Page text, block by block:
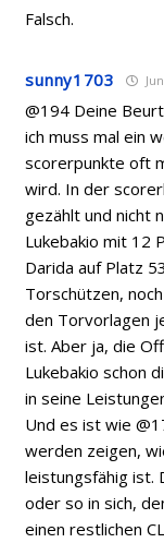
Falsch.
sunny1703
@194 Deine
ich muss mal ein
scorerpunkte oft
wird. In der
gezählt und nicht
Lukebakio mit 12
Darida auf Platz
Torschützen,
den Torvorlagen
ist. Aber ja, die
Lukebakio schon
in seine
Und es ist wie
werden zeigen,
leistungsfähig ist.
oder so in sich,
einen restlichen